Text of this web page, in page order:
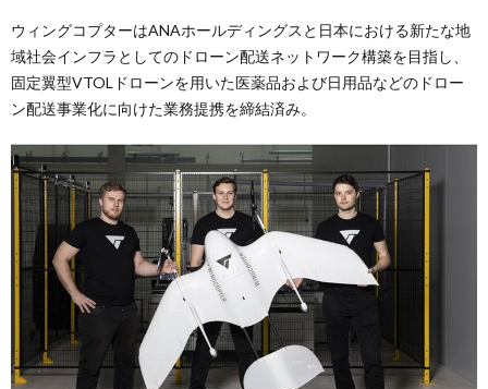
ウィングコプターはANAホールディングスと日本における新たな地
域社会インフラとしてのドローン配送ネットワーク構築を目指し、
固定翼型VTOLドローンを用いた医薬品および日用品などのドロー
ン配送事業化に向けた業務提携を締結済み。